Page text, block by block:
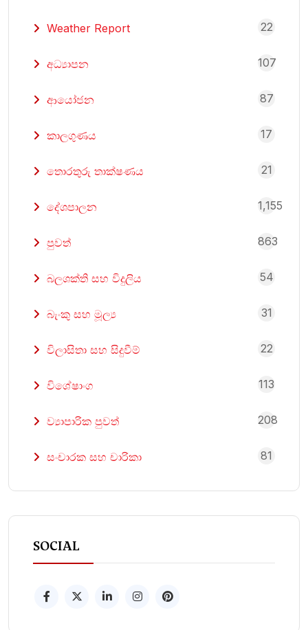
Weather Report 22
අධ්‍යාපන 107
ආයෝජන 87
කාලගුණය 17
තොරතුරු තාක්ෂණය 21
දේශපාලන 1,155
පුවත් 863
බලශක්ති සහ විදුලිය 54
බැංකු සහ මූල්‍ය 31
විලාසිතා සහ සිදුවීම් 22
විශේෂාංග 113
ව්‍යාපාරික පුවත් 208
සංචාරක සහ චාරිකා 81
SOCIAL